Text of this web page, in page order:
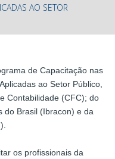
AO SETOR
de Capacitação nas
ao Setor Público,
Contabilidade (CFC); do
do Brasil (Ibracon) e da
os profissionais da